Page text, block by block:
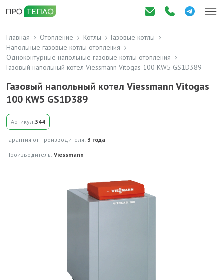
Главная Отопление Котлы
Газовые котлы
Напольные газовые котлы отопления
Одноконтурные напольные газовые котлы отопления
Газовый напольный котел Viessmann Vitogas 100 KW5 GS1D389
Газовый напольный котел Viessmann Vitogas
100 KW5 GS1D389
Артикул:344
Гарантия от производителя: 3 года
Производитель: Viessmann